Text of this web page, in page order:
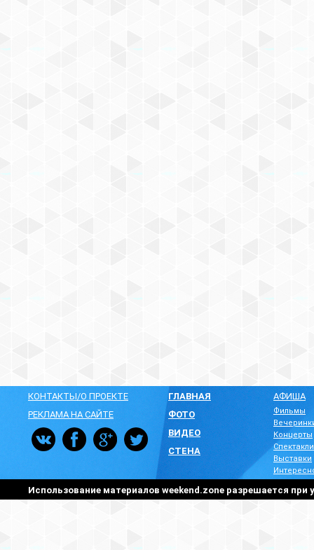
КОНТАКТЫ/О ПРОЕКТЕ
РЕКЛАМА НА САЙТЕ
ГЛАВНАЯ
ФОТО
ВИДЕО
СТЕНА
АФИША
Фильмы
Концерты
Спектакли
Выставки
Использование материалов weekend.zone разрешается